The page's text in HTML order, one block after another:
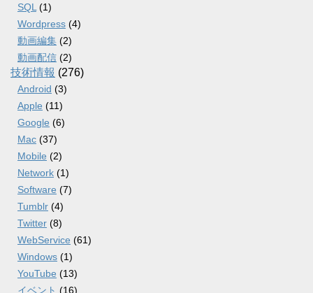
SQL (1)
Wordpress (4)
動画編集 (2)
動画配信 (2)
技術情報 (276)
Android (3)
Apple (11)
Google (6)
Mac (37)
Mobile (2)
Network (1)
Software (7)
Tumblr (4)
Twitter (8)
WebService (61)
Windows (1)
YouTube (13)
イベント (16)